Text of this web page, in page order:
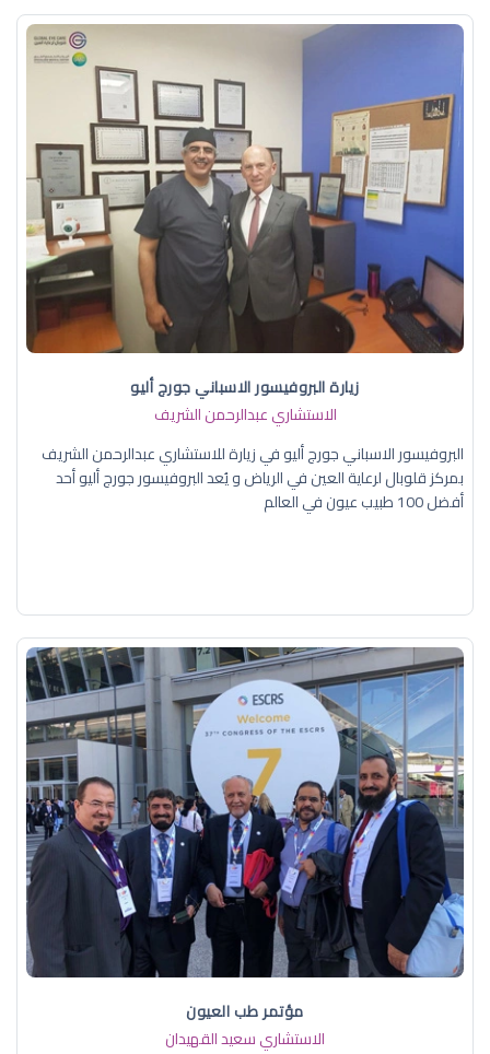
زيارة البروفيسور الاسباني جورج أليو
الاستشاري عبدالرحمن الشريف
البروفيسور الاسباني جورج أليو في زيارة للاستشاري عبدالرحمن الشريف
بمركز قلوبال لرعاية العين في الرياض و يُعد البروفيسور جورج أليو أحد
أفضل 100 طبيب عيون في العالم
مؤتمر طب العيون
الاستشاري سعيد القهيدان